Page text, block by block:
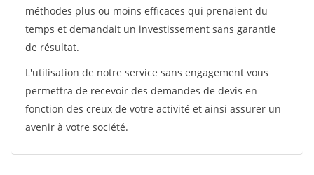
méthodes plus ou moins efficaces qui prenaient du
temps et demandait un investissement sans garantie
de résultat.
L'utilisation de notre service sans engagement vous
permettra de recevoir des demandes de devis en
fonction des creux de votre activité et ainsi assurer un
avenir à votre société.